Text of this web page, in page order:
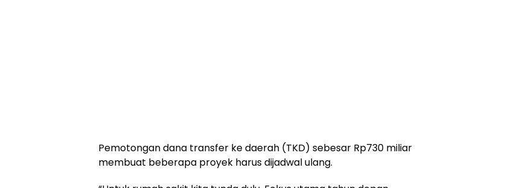
Pemotongan dana transfer ke daerah (TKD) sebesar Rp730 miliar
membuat beberapa proyek harus dijadwal ulang.